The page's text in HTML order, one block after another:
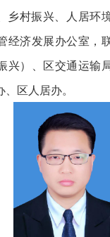
村振兴、人居环
经济发展办公室，
兴）、区交通运输
区人居办。